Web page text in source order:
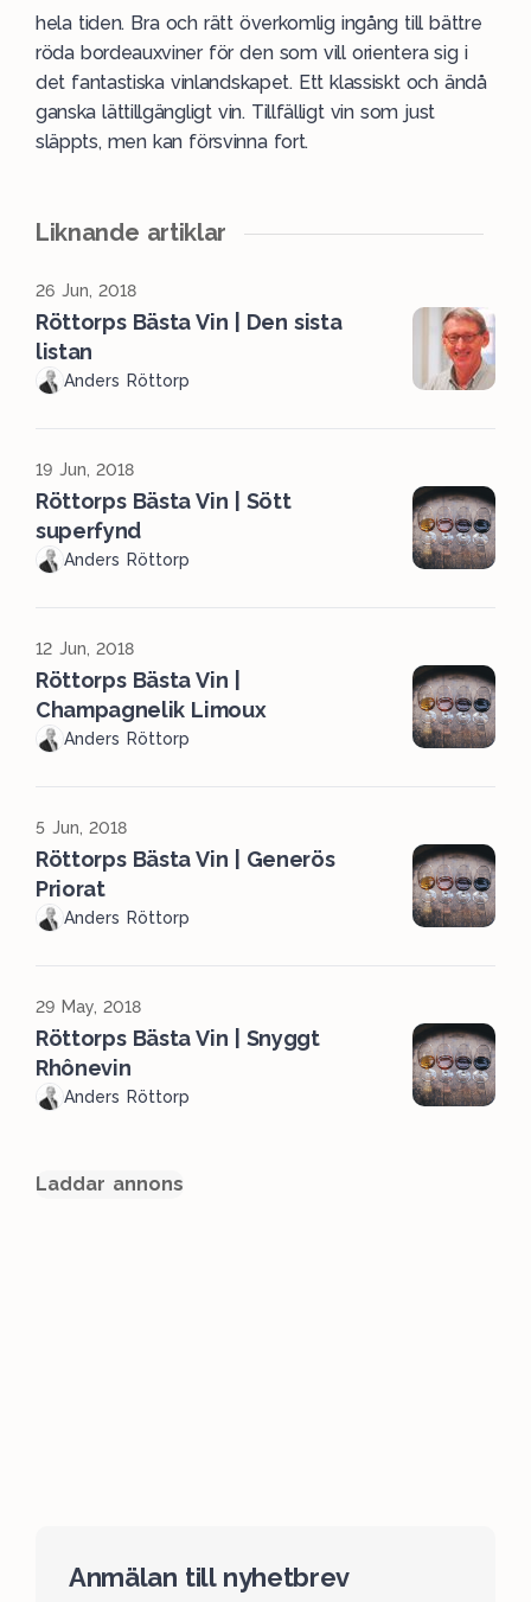
hela tiden. Bra och rätt överkomlig ingång till bättre
röda bordeauxviner för den som vill orientera sig i
det fantastiska vinlandskapet. Ett klassiskt och ändå
ganska lättillgängligt vin. Tillfälligt vin som just
släppts, men kan försvinna fort.
Liknande artiklar
26 Jun, 2018
Röttorps Bästa Vin | Den sista
listan
Anders Röttorp
19 Jun, 2018
Röttorps Bästa Vin | Sött
superfynd
Anders Röttorp
12 Jun, 2018
Röttorps Bästa Vin |
Champagnelik Limoux
Anders Röttorp
5 Jun, 2018
Röttorps Bästa Vin | Generös
Priorat
Anders Röttorp
29 May, 2018
Röttorps Bästa Vin | Snyggt
Rhônevin
Anders Röttorp
Laddar annons
Anmälan till nyhetbrev